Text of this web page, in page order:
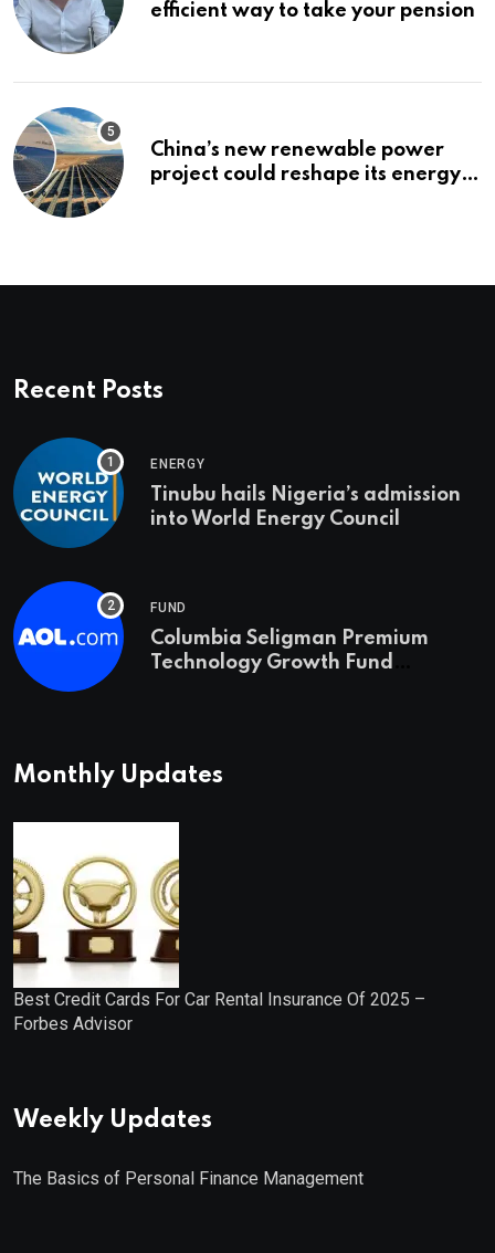
efficient way to take your pension
China’s new renewable power
project could reshape its energy
Recent Posts
ENERGY
Tinubu hails Nigeria’s admission
into World Energy Council
FUND
Columbia Seligman Premium
Technology Growth Fund
Monthly Updates
Best Credit Cards For Car Rental Insurance Of 2025 –
Forbes Advisor
Weekly Updates
The Basics of Personal Finance Management